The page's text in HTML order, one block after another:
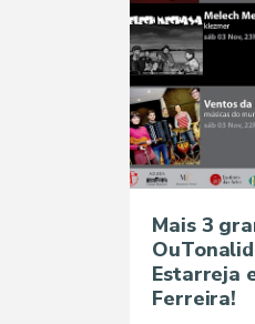
Mais 3
Estarreja
Ferreira!